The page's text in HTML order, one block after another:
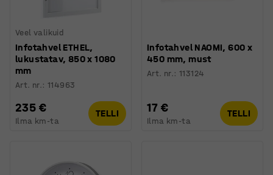
Veel valikuid
Infotahvel ETHEL,
lukustatav, 850 x 1080
mm
Art. nr.:114963
235 €
Ilma km-ta
TELLI
Infotahvel NAOMI, 600 x
450 mm, must
Art. nr.:113124
17 €
Ilma km-ta
TELLI